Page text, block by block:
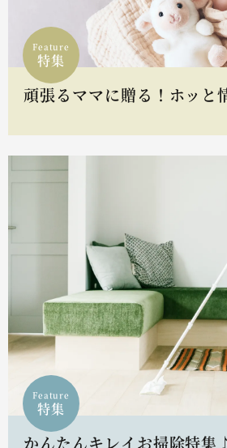
Feature
特集
頑張るママに贈る！ホッと
Feature
特集
かんたんキレイお掃除特